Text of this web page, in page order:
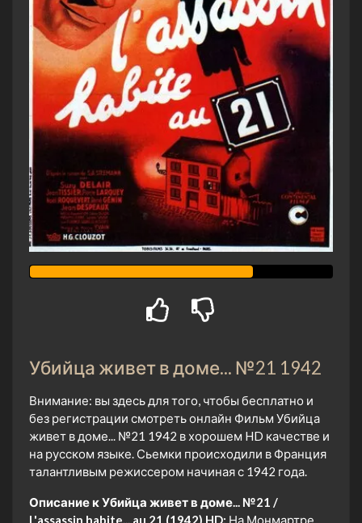
Убийца живет в доме... №21 1942
Внимание: вы здесь для того, чтобы бесплатно и
без регистрации смотреть онлайн Фильм Убийца
живет в доме... №21 1942 в хорошем HD качестве и
на русском языке. Сьемки происходили в Франция
талантливым режиссером начиная с 1942 года.
Описание к Убийца живет в доме... №21 /
L'assassin habite... au 21 (1942) HD: На Монмартре